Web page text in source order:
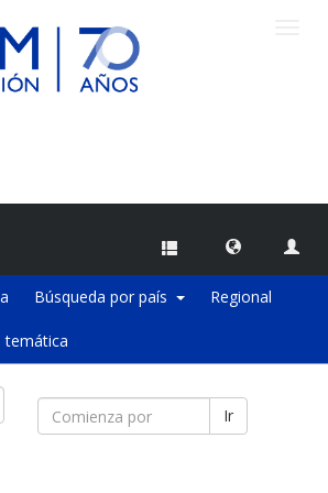
Búsqueda por país Regional
temática
Ir